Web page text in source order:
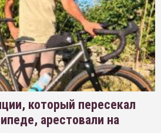
который пересекал
арестовали на